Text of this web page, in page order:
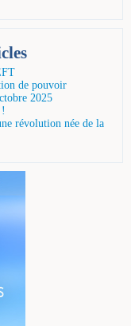
de pouvoir
2025
révolution née de la